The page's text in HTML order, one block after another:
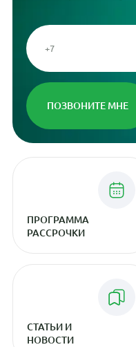
ПРОГРАММА
РАССРОЧКИ
СТАТЬИ И
НОВОСТИ